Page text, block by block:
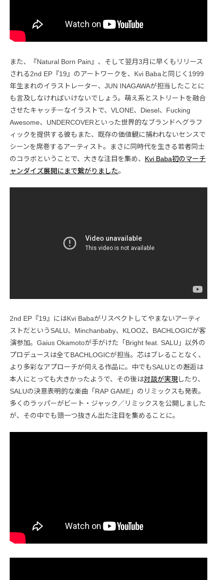
また、『Natural Born Pain』、そして翌月3月に早くもリリース
される2nd EP『19』のアートワークを、Kvi Babaと同じく1999
年生まれのイラストレーター、JUN INAGAWAが担当したことに
も言及しなければいけないでしょう。萌え系とストリートを融合
させたキャッチーなイラストで、VLONE、Diesel、Fucking
Awesome、UNDERCOVERといった世界的なブランドへグラフ
ィックを提供する彼もまた、既存の価値観に捕われないセンスで
シーンを席巻するアーティスト。まさに同時代を生きる若者同士
のコラボということで、大きな注目を集め、 Kvi Baba初のマーチ
ャンダイズ展開にまで繋がりました。
2nd EP『19』にはKvi Babaがリスペクトしてやまないアーティ
ストだというSALU、Minchanbaby、KLOOZ、BACHLOGICが客
演参加。Gaius Okamotoが手がけた「Bright feat. SALU」以外の
プロデュースは全てBACHLOGICが担当。芯はブレることなく、
より多彩なアプローチが伺える作品に。中でもSALUとの邂逅は
本人にとっても大きかったようで、その後は対談が実現したり、
SALUの決意表明的な楽曲「RAP GAME」のリミックスも発表。
多くのラッパーがビート・ジャック／リミックスを公開しました
が、その中でも頭一つ抜きん出た注目を集めることに。